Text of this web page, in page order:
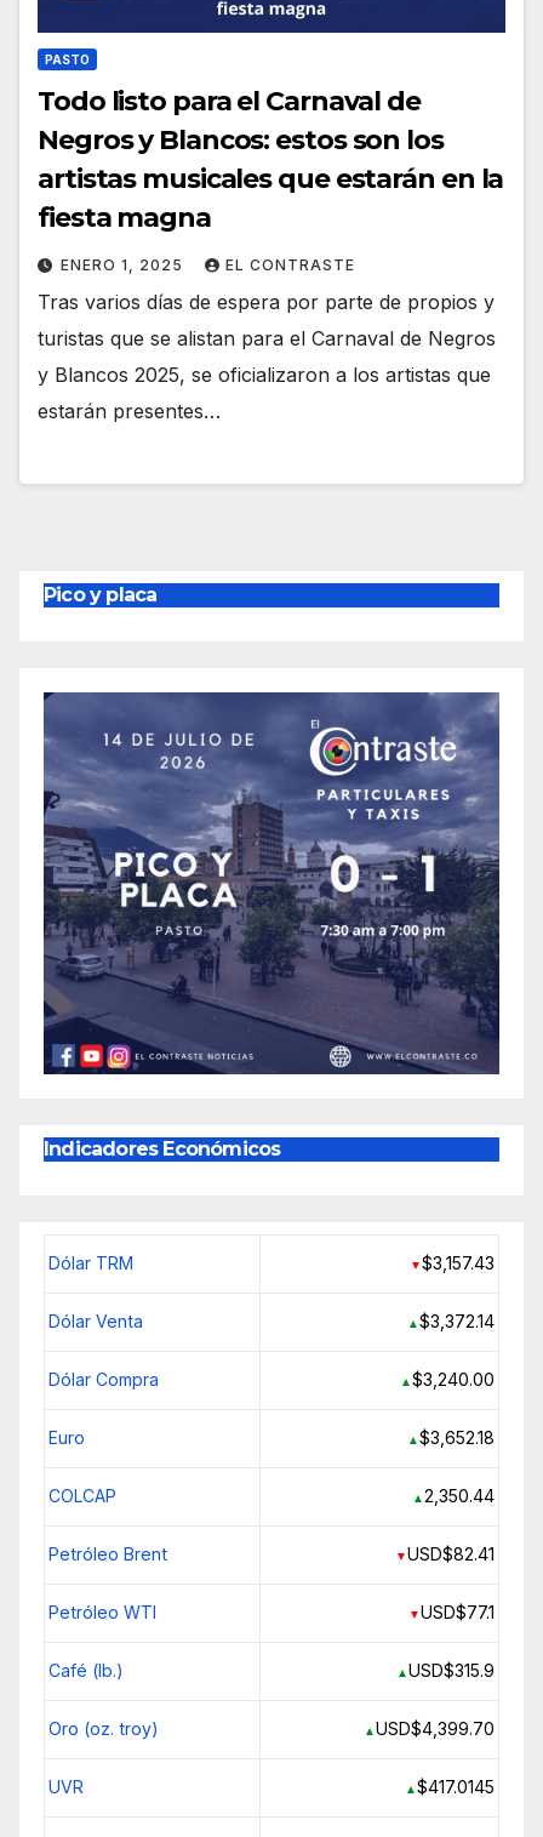
PASTO
Todo listo para el Carnaval de
Negros y Blancos: estos son los
artistas musicales que estarán en la
fiesta magna
ENERO 1, 2025 EL CONTRASTE
Tras varios días de espera por parte de propios y
turistas que se alistan para el Carnaval de Negros
y Blancos 2025, se oficializaron a los artistas que
estarán presentes…
Pico y placa
Indicadores Económicos
Dólar TRM ▼$3,157.43
Dólar Venta ▲$3,372.14
Dólar Compra ▲$3,240.00
Euro ▲$3,652.18
COLCAP ▲2,350.44
Petróleo Brent ▼USD$82.41
Petróleo WTI ▼USD$77.1
Café (lb.) ▲USD$315.9
Oro (oz. troy) ▲USD$4,399.70
UVR ▲$417.0145